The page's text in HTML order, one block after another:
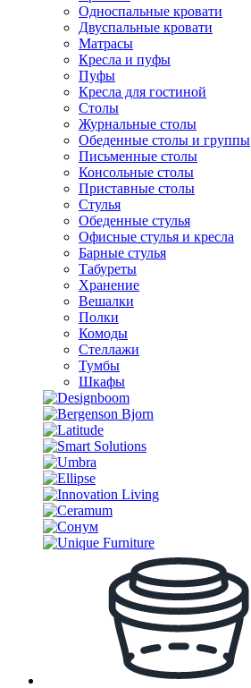
Односпальные кровати
Двуспальные кровати
Матрасы
Кресла и пуфы
Пуфы
Кресла для гостиной
Столы
Журнальные столы
Обеденные столы и группы
Письменные столы
Консольные столы
Приставные столы
Стулья
Обеденные стулья
Офисные стулья и кресла
Барные стулья
Табуреты
Хранение
Вешалки
Полки
Комоды
Стеллажи
Тумбы
Шкафы